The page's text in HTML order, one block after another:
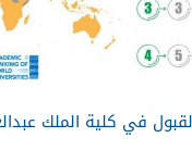
في كلية الملك